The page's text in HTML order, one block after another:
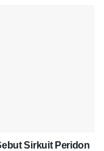
Sirkuit Peridon